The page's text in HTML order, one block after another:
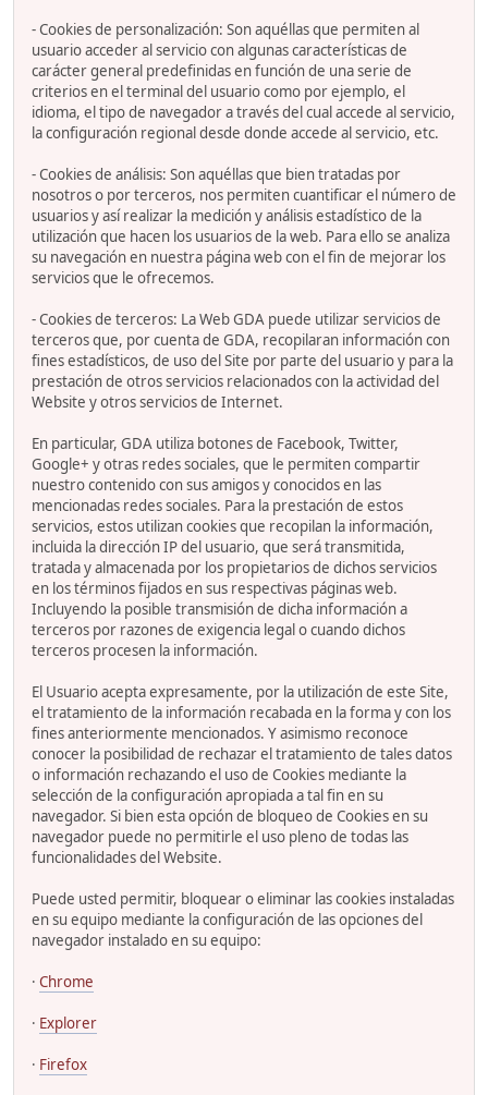
- Cookies de personalización: Son aquéllas que permiten al
usuario acceder al servicio con algunas características de
carácter general predefinidas en función de una serie de
criterios en el terminal del usuario como por ejemplo, el
idioma, el tipo de navegador a través del cual accede al servicio,
la configuración regional desde donde accede al servicio, etc.
- Cookies de análisis: Son aquéllas que bien tratadas por
nosotros o por terceros, nos permiten cuantificar el número de
usuarios y así realizar la medición y análisis estadístico de la
utilización que hacen los usuarios de la web. Para ello se analiza
su navegación en nuestra página web con el fin de mejorar los
servicios que le ofrecemos.
- Cookies de terceros: La Web GDA puede utilizar servicios de
terceros que, por cuenta de GDA, recopilaran información con
fines estadísticos, de uso del Site por parte del usuario y para la
prestación de otros servicios relacionados con la actividad del
Website y otros servicios de Internet.
En particular, GDA utiliza botones de Facebook, Twitter,
Google+ y otras redes sociales, que le permiten compartir
nuestro contenido con sus amigos y conocidos en las
mencionadas redes sociales. Para la prestación de estos
servicios, estos utilizan cookies que recopilan la información,
incluida la dirección IP del usuario, que será transmitida,
tratada y almacenada por los propietarios de dichos servicios
en los términos fijados en sus respectivas páginas web.
Incluyendo la posible transmisión de dicha información a
terceros por razones de exigencia legal o cuando dichos
terceros procesen la información.
El Usuario acepta expresamente, por la utilización de este Site,
el tratamiento de la información recabada en la forma y con los
fines anteriormente mencionados. Y asimismo reconoce
conocer la posibilidad de rechazar el tratamiento de tales datos
o información rechazando el uso de Cookies mediante la
selección de la configuración apropiada a tal fin en su
navegador. Si bien esta opción de bloqueo de Cookies en su
navegador puede no permitirle el uso pleno de todas las
funcionalidades del Website.
Puede usted permitir, bloquear o eliminar las cookies instaladas
en su equipo mediante la configuración de las opciones del
navegador instalado en su equipo:
· Chrome
· Explorer
· Firefox